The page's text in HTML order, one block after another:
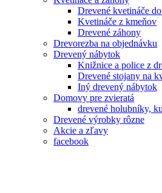
Drevené kvetináče
Kvetináče z kmeňov
Drevené záhony
Drevorezba na objednávku
Drevený nábytok
Knižnice a police z
Drevené stojany na
Iný drevený nábytok
Domovy pre zvieratá
drevené holubníky,
Drevené výrobky rôzne
Akcie a zľavy
facebook